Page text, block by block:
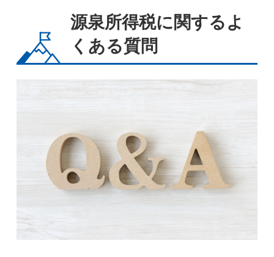
源泉所得税に関するよ
くある質問